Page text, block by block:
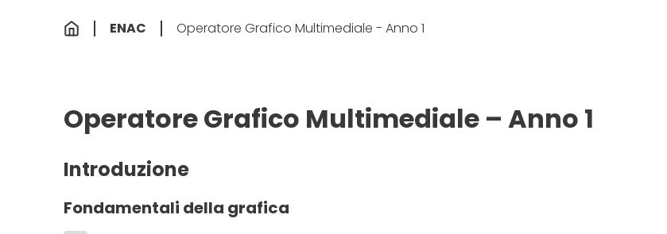
ENAC Operatore Grafico Multimediale - Anno 1
Operatore Grafico Multimediale – Anno 1
Introduzione
Fondamentali della grafica